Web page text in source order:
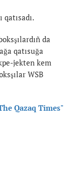
qatısadı.
da
qatısuğa
jekten kem
WSB
Qazaq Times"